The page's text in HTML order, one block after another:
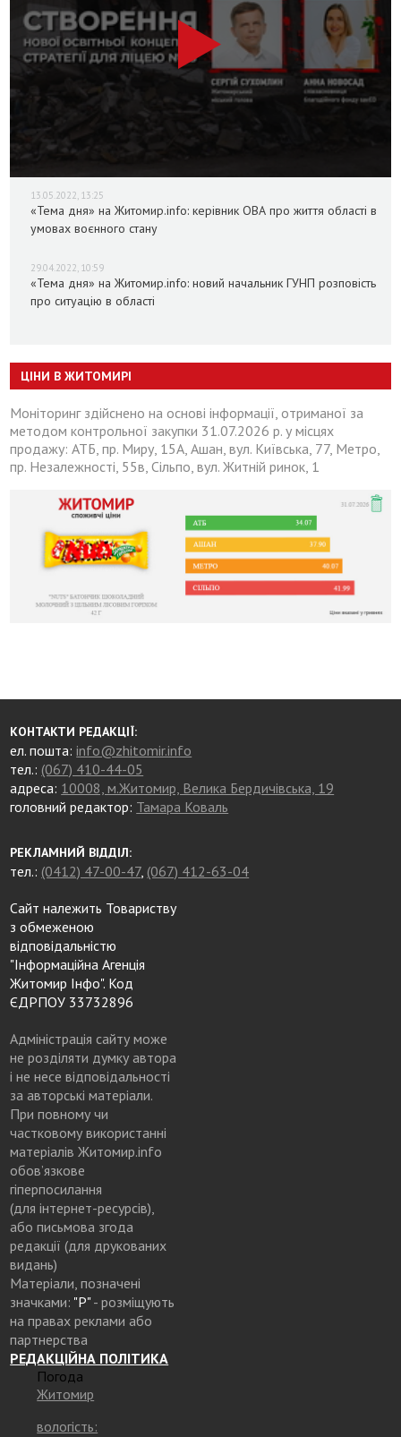
13.05.2022, 13:25
«Тема дня» на Житомир.info: керівник ОВА про життя області в
умовах воєнного стану
29.04.2022, 10:59
«Тема дня» на Житомир.info: новий начальник ГУНП розповість
про ситуацію в області
ЦІНИ В ЖИТОМИРІ
Моніторинг здійснено на основі інформації, отриманої за
методом контрольної закупки 31.07.2026 р. у місцях
продажу: АТБ, пр. Миру, 15А, Ашан, вул. Київська, 77, Метро,
пр. Незалежності, 55в, Сільпо, вул. Житній ринок, 1
КОНТАКТИ РЕДАКЦІЇ:
ел. пошта:info@zhitomir.info
тел.: (067) 410-44-05
адреса: 10008, м.Житомир, Велика Бердичівська, 19
головний редактор: Тамара Коваль
РЕКЛАМНИЙ ВІДДІЛ:
тел.: (0412) 47-00-47, (067) 412-63-04
Сайт належить Товариству
з обмеженою
відповідальністю
"Інформаційна Агенція
Житомир Інфо". Код
ЄДРПОУ 33732896
Адміністрація сайту може
не розділяти думку автора
і не несе відповідальності
за авторські матеріали.
При повному чи
частковому використанні
матеріалів Житомир.info
обов’язкове
гіперпосилання
(для інтернет-ресурсів),
або письмова згода
редакції (для друкованих
видань)
Матеріали, позначені
значками: "Р"- розміщують
на правах реклами або
партнерства
РЕДАКЦІЙНА ПОЛІТИКА
Погода
Житомир
вологість: